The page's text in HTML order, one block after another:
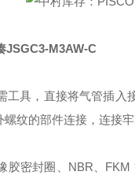
JSGC3-M3AW-C
工具，直接将气管插
纹的部件连接，连接
胶密封圈、NBR、